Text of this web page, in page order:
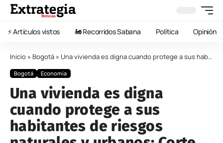
⚡️ Artículos vistos 🚂 Recorridos Sabana Política Opinión
Inicio » Bogotá » Una vivienda es digna cuando protege a sus habitantes de riesgos naturales y urbanos: Corte
Bogotá Economía
Una vivienda es digna
cuando protege a sus
habitantes de riesgos